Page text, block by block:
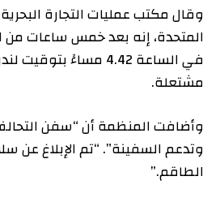
وقال مكتب عمليات التجارة
المتحدة، إنه بعد خمس ساعات من
في الساعة 4.42 مساءً
مشتعلة.
وأضافت المنظمة أن “سفن
وتدعم السفينة”. “تم الإبلاغ عن
الطاقم.”